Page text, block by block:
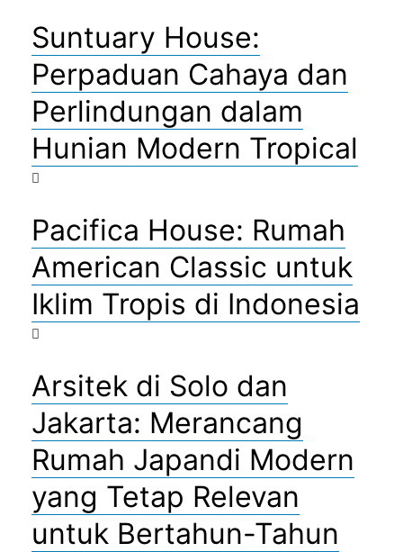
Suntuary House:
Perpaduan Cahaya dan
Perlindungan dalam
Hunian Modern Tropical
Pacifica House: Rumah
American Classic untuk
Iklim Tropis di Indonesia
Arsitek di Solo dan
Jakarta: Merancang
Rumah Japandi Modern
yang Tetap Relevan
untuk Bertahun-Tahun